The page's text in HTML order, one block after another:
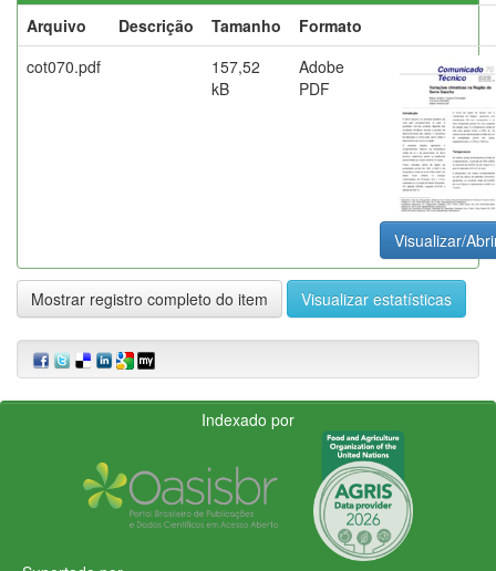
Arquivo
Descrição Tamanho
Formato
cot070.pdf
157,52
kB
Adobe
PDF
Visualizar/
Mostrar registro completo do item Visualizar estatísticas
Indexado por